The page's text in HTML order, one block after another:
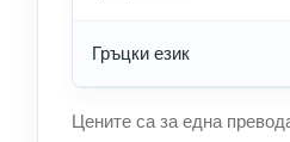
Гръцки език
Цените са за една